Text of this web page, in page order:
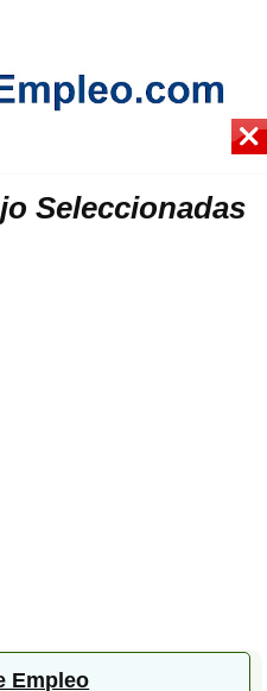
Seleccionadas
Empleo